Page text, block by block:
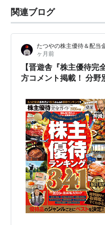
名。
リスト::出版社
関連ブログ
たつやの株主優待＆配当
ヶ月前
【晋遊舎『株主優待
方コメント掲載！ 分野
楽しい・ぜひチェック